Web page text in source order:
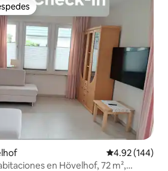
preferido
Calificación
4.92 (144)
en Hövelhof, 72 m²,